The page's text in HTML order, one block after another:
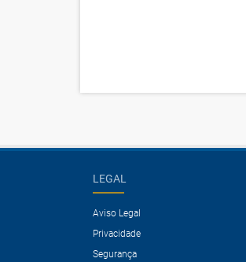
LEGAL
Aviso Legal
Privacidade
Segurança